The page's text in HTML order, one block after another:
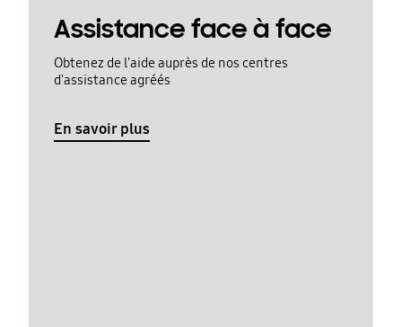
Assistance face à face
Obtenez de l'aide auprès de nos centres
d'assistance agréés
En savoir plus